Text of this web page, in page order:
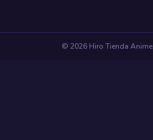
© 2026 Hiro Tienda Anime